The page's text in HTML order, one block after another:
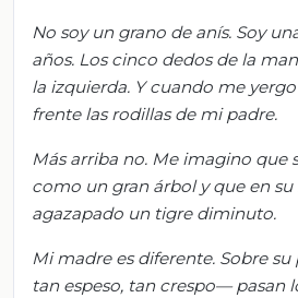
No soy un grano de anís. Soy
años. Los cinco dedos de la
la izquierda. Y cuando me
frente las rodillas de mi padre.
Más arriba no. Me imagino que
como un gran árbol y que en su
agazapado un tigre diminuto.
Mi madre es diferente. Sobre
tan espeso, tan crespo— pasan